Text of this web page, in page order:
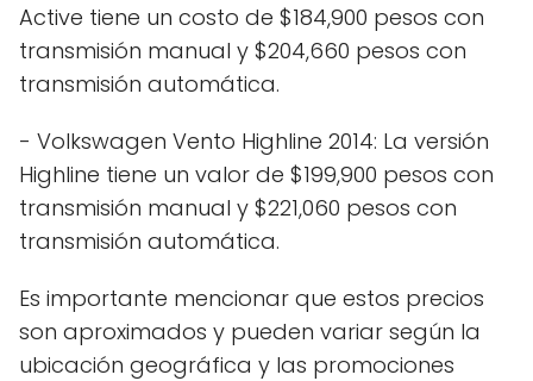
Active tiene un costo de $184,900 pesos con
transmisión manual y $204,660 pesos con
transmisión automática.
- Volkswagen Vento Highline 2014: La versión
Highline tiene un valor de $199,900 pesos con
transmisión manual y $221,060 pesos con
transmisión automática.
Es importante mencionar que estos precios
son aproximados y pueden variar según la
ubicación geográfica y las promociones